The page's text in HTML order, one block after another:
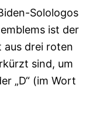
Solologos
ist der
aus drei roten
sind, um
„D“ (im Wort